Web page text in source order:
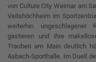
von Culture City Weimar am
Veitshöchheim im
weiterhin ungeschlagener
gastieren und ihre
Trauben am Main deutlich
Asbach-Sporthalle. Im Duell